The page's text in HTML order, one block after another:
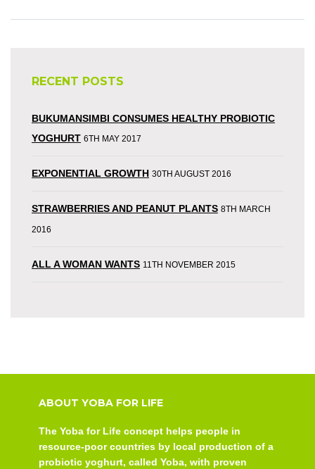
RECENT POSTS
BUKUMANSIMBI CONSUMES HEALTHY PROBIOTIC
YOGHURT 6TH MAY 2017
EXPONENTIAL GROWTH 30TH AUGUST 2016
STRAWBERRIES AND PEANUT PLANTS 8TH MARCH
2016
ALL A WOMAN WANTS 11TH NOVEMBER 2015
ABOUT YOBA FOR LIFE
The Yoba for Life concept helps people in
resource-poor countries by local production of a
probiotic yoghurt, called Yoba, with proven